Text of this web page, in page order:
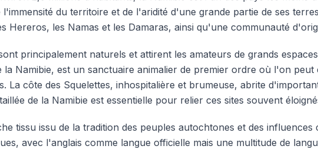
du territoire et de l'aridité d'une grande partie de ses
Hereros, les Namas et les Damaras, ainsi qu'une communauté
principalement naturels et attirent les amateurs de grands
la Namibie, est un sanctuaire animalier de premier ordre où l'on
La côte des Squelettes, inhospitalière et brumeuse, abrite
de la Namibie est essentielle pour relier ces sites souvent
tissu issu de la tradition des peuples autochtones et des influences
avec l'anglais comme langue officielle mais une multitude de